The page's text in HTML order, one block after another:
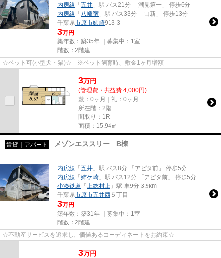
内房線 「五井 」駅 バス21分 「潮見第一」 停歩6分
内房線 「 八幡宿 」駅 バス33分 「山新」 停歩13分
千葉県市原市姉崎913-3
3万円
築年数：築35年 ｜募集中： 1室
階数：2階建
☆ペット可(小型犬・猫)☆ ※ペット飼育時、敷金1ヶ月増額
3万円
(管理費・共益費 4,000円)
敷：0ヶ月｜礼：0ヶ月
所在階：2階
間取り：1R
面積：15.94㎡
賃貸｜アパート メゾンエススリー B棟
内房線 「五井 」駅 バス8分 「アピタ前」 停歩5分
内房線 「姉ケ崎 」駅 バス12分 「アピタ前」 停歩5分
小湊鉄道 「 上総村上 」駅 車9分 3.9km
千葉県市原市五井西 ５丁目
3万円
築年数：築31年 ｜募集中： 1室
階数：2階建
☆不動産サービスを追求し、価値あるコーディネートをお約束☆
3万円